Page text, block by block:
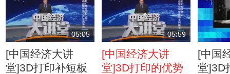
05:05
[中国经济大讲
堂]3D打印补短板
05:59
[中国经济大讲
堂]3D打印的优势
[中国
堂]3D